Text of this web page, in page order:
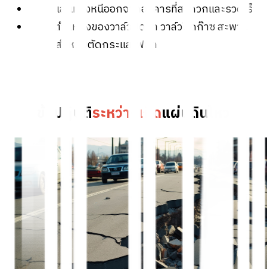
ศึกษาเส้นทางหนีออกจากอาคารที่สะดวกและรวดเร็ว
ทราบตำแหน่งของวาล์วปิดน้ำ วาล์วปิดก๊าซ สะพาน
ไฟฟ้า สำหรับตัดกระแสไฟฟ้า
ข้อปฏิบัติระหว่างเกิดแผ่นดินไหว